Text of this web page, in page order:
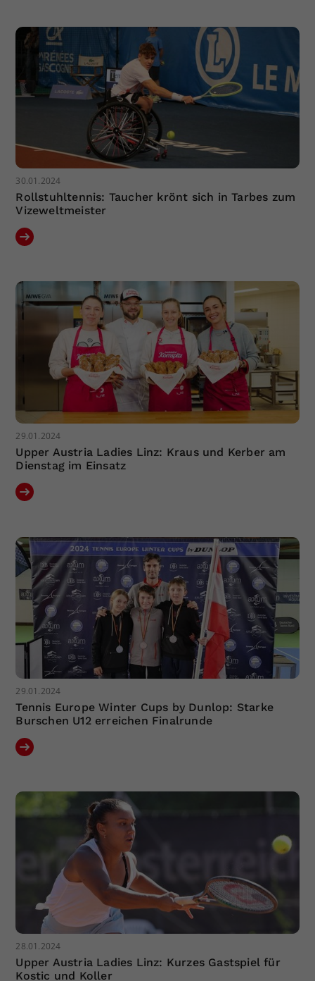
30.01.2024
Rollstuhltennis: Taucher krönt sich in Tarbes zum
Vizeweltmeister
29.01.2024
Upper Austria Ladies Linz: Kraus und Kerber am
Dienstag im Einsatz
29.01.2024
Tennis Europe Winter Cups by Dunlop: Starke
Burschen U12 erreichen Finalrunde
28.01.2024
Upper Austria Ladies Linz: Kurzes Gastspiel für
Kostic und Koller
Zweck
Einstellungen. Unter anderem eine
zufällig generierte ID, für die
historische Speicherung Ihrer
vorgenommen Einstellungen, falls der
Webseiten-Betreiber dies eingestellt
hat.